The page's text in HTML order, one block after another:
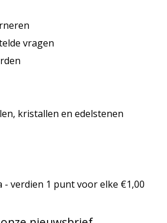
vragen
kristallen en edelstenen
verdien 1 punt voor elke €1,00